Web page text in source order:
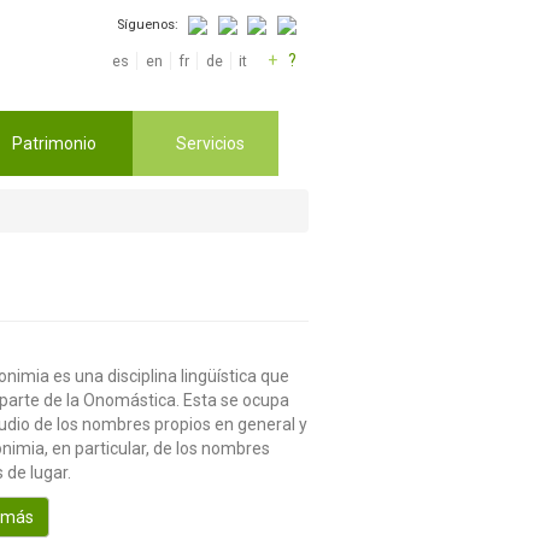
Síguenos:
es en fr de it + ?
Patrimonio Servicios
es una disciplina lingüística que
de la Onomástica. Esta se ocupa
de los nombres propios en general y
en particular, de los nombres
de lugar.